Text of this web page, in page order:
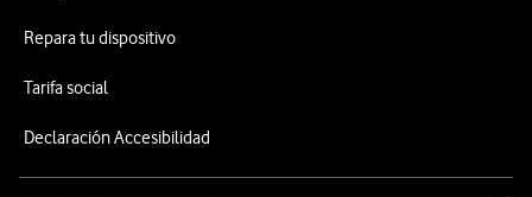
Repara tu dispositivo
Tarifa social
Declaración Accesibilidad